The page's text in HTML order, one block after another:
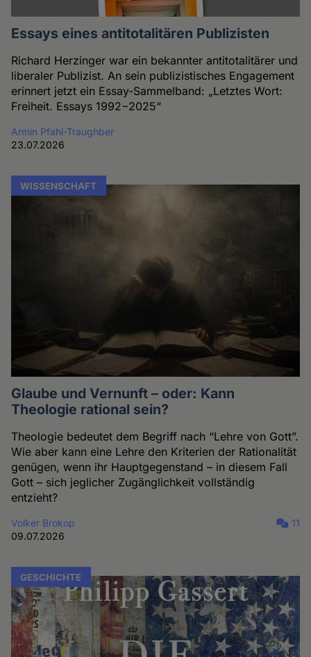
Essays eines antitotalitären Publizisten
Richard Herzinger war ein bekannter antitotalitärer und
liberaler Publizist. An sein publizistisches Engagement
erinnert jetzt ein Essay-Sammelband: „Letztes Wort:
Freiheit. Essays 1992−2025“
Armin Pfahl-Traughber
23.07.2026
WISSENSCHAFT
Glaube und Vernunft – oder: Kann
Theologie rational sein?
Theologie bedeutet dem Begriff nach “Lehre von Gott”.
Wie aber kann eine Lehre den Kriterien der Rationalität
genügen, wenn ihr Hauptgegenstand – in diesem Fall
Gott – sich jeglicher Zugänglichkeit vollständig
entzieht?
Volker Brokop
09.07.2026
11
GESCHICHTE